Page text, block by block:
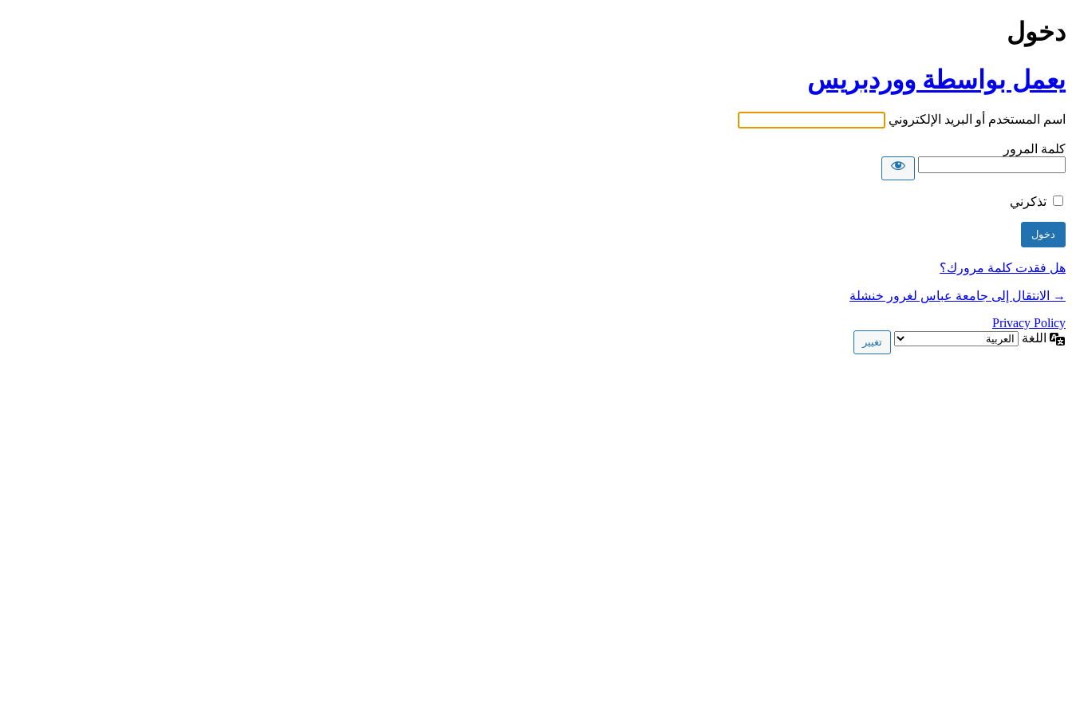
دخول
يعمل بواسطة ووردبريس
اسم المستخدم أو البريد الإلكتروني
كلمة المرور
تذكرني
هل فقدت كلمة مرورك؟
→ الانتقال إلى جامعة عباس لغرور خنشلة
Privacy Policy
اللغة